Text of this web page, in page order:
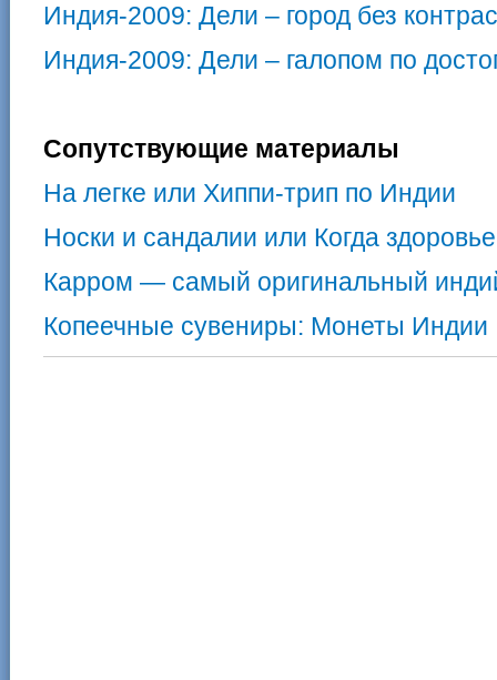
Индия-2009: Дели – город без
Индия-2009: Дели – галопом по
Сопутствующие материалы
На легке или Хиппи-трип по Индии
Носки и сандалии или Когда
Карром — самый оригинальный
Копеечные сувениры: Монеты Индии